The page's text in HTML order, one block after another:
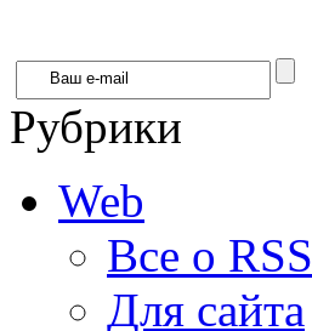
Рубрики
Web
Все о RSS
Для сайта